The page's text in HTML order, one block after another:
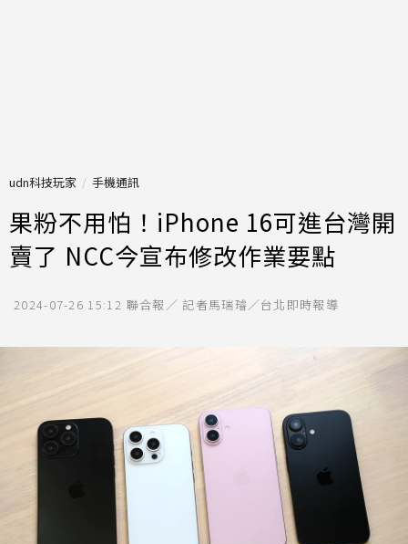
udn科技玩家 手機通訊
果粉不用怕！iPhone 16可進台灣開
賣了 NCC今宣布修改作業要點
2024-07-26 15:12 聯合報／ 記者馬瑞璿／台北即時報導